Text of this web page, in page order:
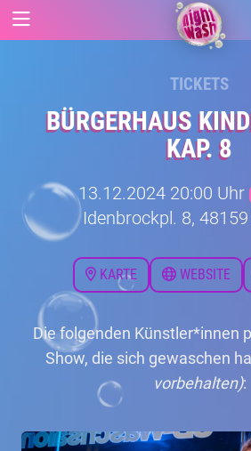
TICKETS
BÜRGERHAUS
KAP. 8
13.12.2024 20:00 Uhr
Idenbrockpl. 8,
KARTE WEBSITE
Die folgenden Künstler*innen
Show, die sich gewaschen
vorbehalten):